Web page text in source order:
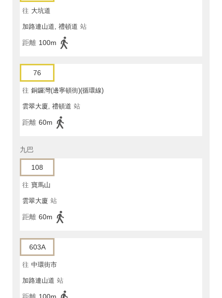
往 大坑道
加路連山道, 禮頓道 站
距離 100m
76
往 銅鑼灣(邊寧頓街)(循環線)
雲翠大廈, 禮頓道 站
距離 60m
九巴
108
往 寶馬山
雲翠大廈 站
距離 60m
603A
往 中環街市
加路連山道 站